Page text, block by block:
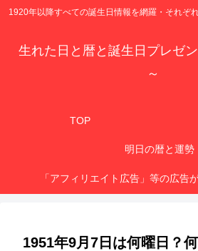
1920年以降すべての誕生日情報を網羅・それぞ
生れた日と暦と誕生日プレゼ
～
TOP
明日の暦と運勢
「アフィリエイト広告」等の広告
1951年9月7日は何曜日？